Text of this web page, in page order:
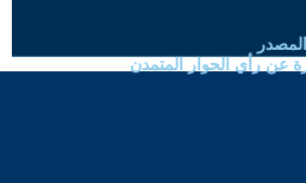
عن رأي الحوار المتمدن